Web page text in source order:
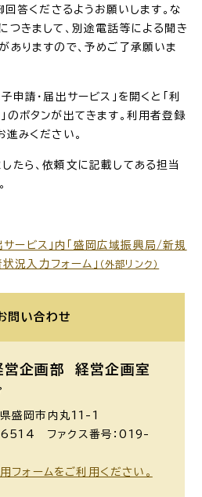
答くださるようお願いします。な
つきまして、別途電話等による聞き
ありますので、予めご了承願いま
請・届出サービス」を開くと「利
のボタンが出てきます。利用者登録
進みください。
たら、依頼文に記載してある担当
サービス」内「盛岡広域振興局/新規
況入力フォーム」 （外部リンク）
問い合わせ
営企画部 経営企画室
岡市内丸11-1
ファクス番号：019-
フォームをご利用ください。